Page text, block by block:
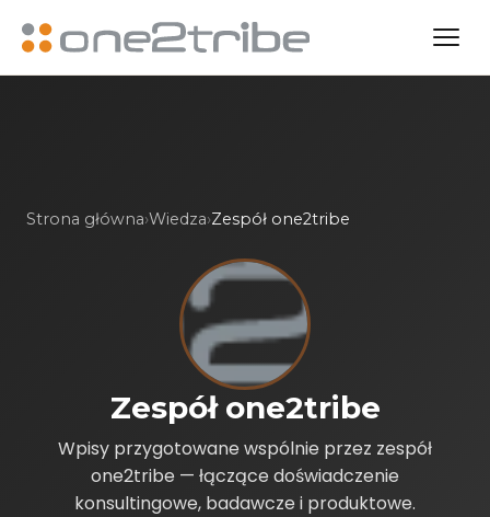
Strona główna›Wiedza›Zespół one2tribe
Zespół one2tribe
Wpisy przygotowane wspólnie przez zespół
one2tribe — łączące doświadczenie
konsultingowe, badawcze i produktowe.